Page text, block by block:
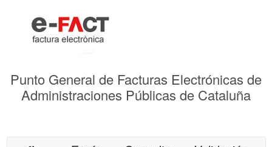
Punto General de Facturas Electrónicas de
Administraciones Públicas de Cataluña